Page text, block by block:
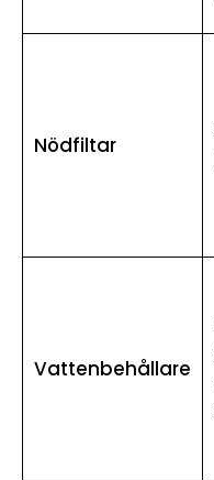
Nödfiltar
Vattenbehållare